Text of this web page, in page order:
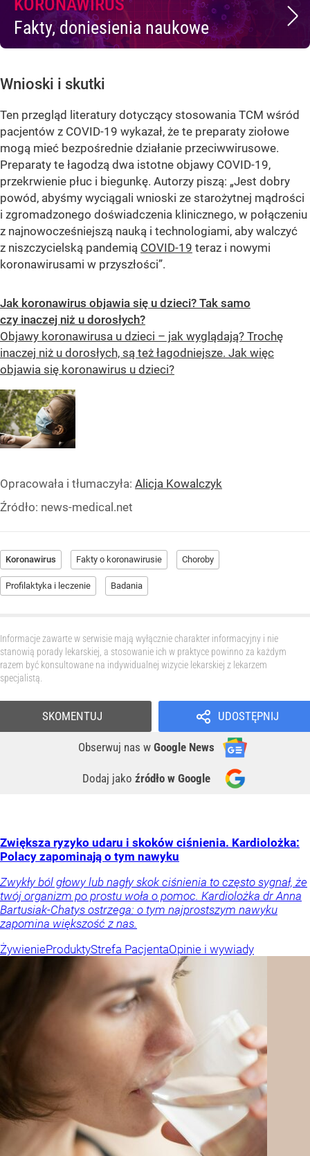
Fakty, doniesienia naukowe
Wnioski i skutki
Ten przegląd literatury dotyczący stosowania TCM wśród
pacjentów z COVID-19 wykazał, że te preparaty ziołowe
mogą mieć bezpośrednie działanie przeciwwirusowe.
Preparaty te łagodzą dwa istotne objawy COVID-19,
przekrwienie płuc i biegunkę. Autorzy piszą: „Jest dobry
powód, abyśmy wyciągali wnioski ze starożytnej mądrości
i zgromadzonego doświadczenia klinicznego, w połączeniu
z najnowocześniejszą nauką i technologiami, aby walczyć
z niszczycielską pandemią COVID-19 teraz i nowymi
koronawirusami w przyszłości”.
Jak koronawirus objawia się u dzieci? Tak samo
czy inaczej niż u dorosłych?
Objawy koronawirusa u dzieci – jak wyglądają? Trochę
inaczej niż u dorosłych, są też łagodniejsze. Jak więc
objawia się koronawirus u dzieci?
Opracowała i tłumaczyła: Alicja Kowalczyk
Źródło: news-medical.net
Koronawirus Fakty o koronawirusie Choroby
Profilaktyka i leczenie Badania
Informacje zawarte w serwisie mają wyłącznie charakter informacyjny i nie
stanowią porady lekarskiej, a stosowanie ich w praktyce powinno za każdym
razem być konsultowane na indywidualnej wizycie lekarskiej z lekarzem
specjalistą.
UDOSTĘPNIJ
Obserwuj nas w Google News
Dodaj jako źródło w Google
SKOMENTUJ
Zwiększa ryzyko udaru i skoków ciśnienia. Kardiolożka:
Polacy zapominają o tym nawyku
Zwykły ból głowy lub nagły skok ciśnienia to często sygnał, że
twój organizm po prostu woła o pomoc. Kardiolożka dr Anna
Bartusiak-Chatys ostrzega: o tym najprostszym nawyku
zapomina większość z nas.
ŻywienieProduktyStrefa PacjentaOpinie i wywiady